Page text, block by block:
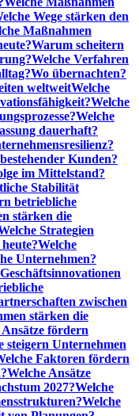
Wege stärken den
Maßnahmen
Warum scheitern
Welche Verfahren
Wo übernachten?
weltweitWelche
Welche
Welche
dauerhaft?
Kunden?
im Mittelstand?
Stabilität
betriebliche
stärken die
Strategien
Welche
Unternehmen?
zwischen
stärken die
Ansätze fördern
steigern Unternehmen
Faktoren fördern
Welche Ansätze
2027?Welche
Welche